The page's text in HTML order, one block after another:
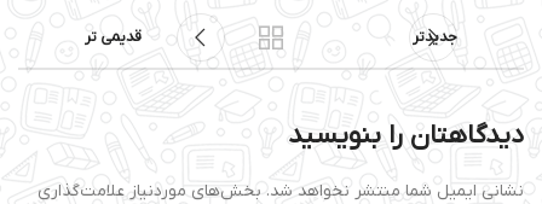
جدیدتر قدیمی تر
دیدگاهتان را بنویسید
نشانی ایمیل شما منتشر نخواهد شد. بخش‌های موردنیاز علامت‌گذاری